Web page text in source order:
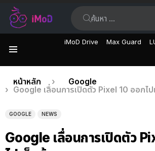
iMoD Drive Max Guard
เรื่อง
ล่าสุด
คุณอยู่ที่นี่:
หน้าหลัก
Google
Google เลื่อนการเปิดตัว Pixel 10 ออกไ
GOOGLE NEWS
Google เลื่อนการเปิดตัว